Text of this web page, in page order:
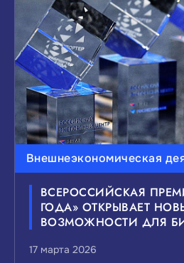
Внешнеэкономическая
ВСЕРОССИЙСКАЯ
ГОДА» ОТКРЫВАЕТ
ВОЗМОЖНОСТИ ДЛЯ
17 марта 2026